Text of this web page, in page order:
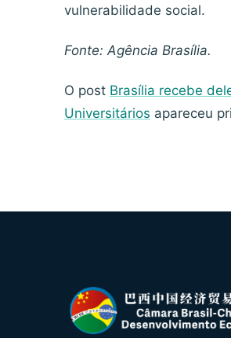
vulnerabilidade social.
Fonte: Agência Brasília.
O post Brasília recebe
Universitários apareceu